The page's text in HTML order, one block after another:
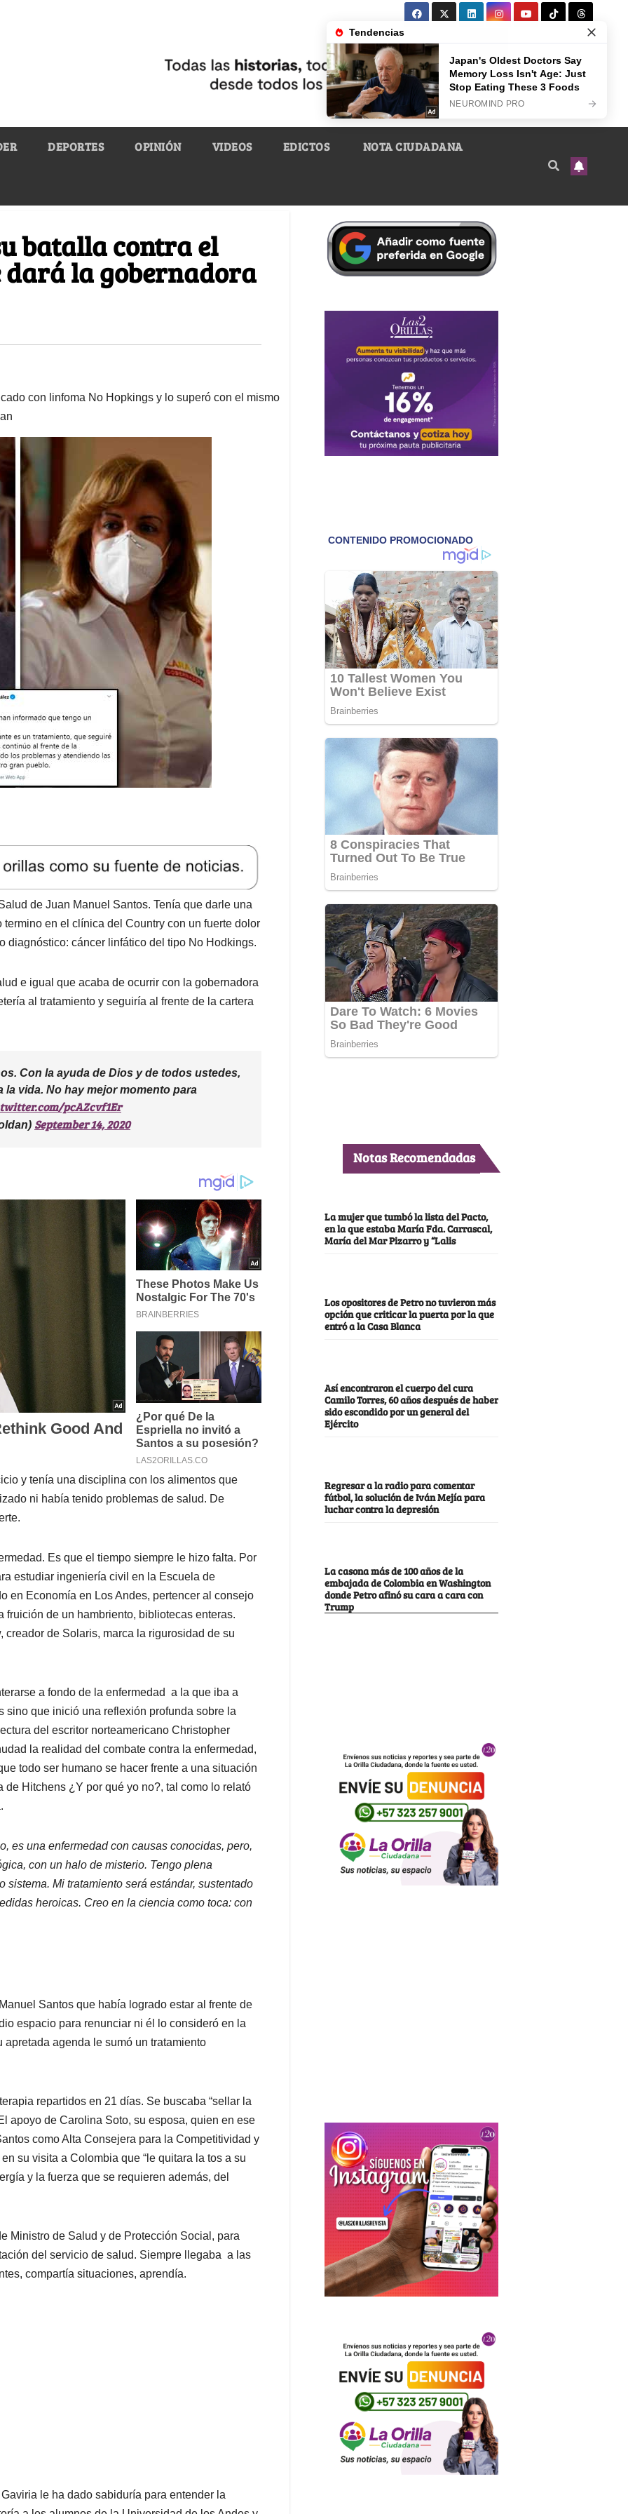
DEPORTES OPINIÓN VIDEOS EDICTOS NOTA CIUDADANA
batalla contra el
dará la gobernadora
con linfoma No Hopkings y lo superó con el mismo
de Juan Manuel Santos. Tenía que darle una
en el clínica del Country con un fuerte dolor
diagnóstico: cáncer linfático del tipo No Hodkings.
e igual que acaba de ocurrir con la gobernadora
al tratamiento y seguiría al frente de la cartera
Con la ayuda de Dios y de todos ustedes,
vida. No hay mejor momento para
pcAZcvf1Er
September 14, 2020
y tenía una disciplina con los alimentos que
ni había tenido problemas de salud. De
Es que el tiempo siempre le hizo falta. Por
estudiar ingeniería civil en la Escuela de
en Economía en Los Andes, pertencer al consejo
de un hambriento, bibliotecas enteras.
creador de Solaris, marca la rigurosidad de su
a fondo de la enfermedad a la que iba a
sino que inició una reflexión profunda sobre la
del escritor norteamericano Christopher
la realidad del combate contra la enfermedad,
todo ser humano se hacer frente a una situación
Hitchens ¿Y por qué yo no?, tal como lo relató
es una enfermedad con causas conocidas, pero,
con un halo de misterio. Tengo plena
Mi tratamiento será estándar, sustentado
heroicas. Creo en la ciencia como toca: con
Santos que había logrado estar al frente de
espacio para renunciar ni él lo consideró en la
agenda le sumó un tratamiento
repartidos en 21 días. Se buscaba “sellar la
apoyo de Carolina Soto, su esposa, quien en ese
como Alta Consejera para la Competitividad y
su visita a Colombia que “le quitara la tos a su
y la fuerza que se requieren además, del
Ministro de Salud y de Protección Social, para
del servicio de salud. Siempre llegaba a las
compartía situaciones, aprendía.
le ha dado sabiduría para entender la
Notas Recomendadas
La mujer que tumbó la lista del Pacto,
en la que estaba María Fda. Carrascal,
María del Mar Pizarro y “Lalis
Los opositores de Petro no tuvieron más
opción que criticar la puerta por la que
entró a la Casa Blanca
Así encontraron el cuerpo del cura
Camilo Torres, 60 años después de haber
sido escondido por un general del
Ejército
Regresar a la radio para comentar
fútbol, la solución de Iván Mejía para
luchar contra la depresión
La casona más de 100 años de la
embajada de Colombia en Washington
donde Petro afinó su cara a cara con
Trump